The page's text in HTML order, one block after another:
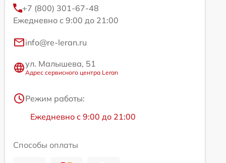
+7 (800) 301-67-48
Ежедневно с 9:00 до 21:00
info@re-leran.ru
ул. Малышева, 51
Адрес сервисного центра Leran
Режим работы:
Ежедневно с 9:00 до 21:00
Способы оплаты